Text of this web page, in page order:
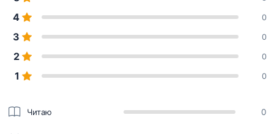
4 0
3 0
2 0
1 0
Читаю 0